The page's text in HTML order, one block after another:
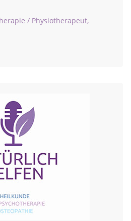
/ Physiotherapeut,